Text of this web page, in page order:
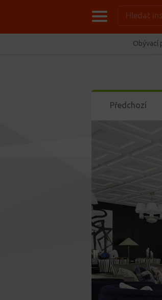
Obývací
Předchozí